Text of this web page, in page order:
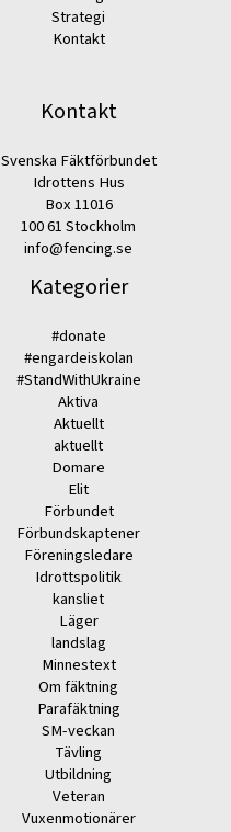
Strategi
Kontakt
Kontakt
Svenska Fäktförbundet
Idrottens Hus
Box 11016
100 61 Stockholm
info@fencing.se
Kategorier
#donate
#engardeiskolan
#StandWithUkraine
Aktiva
Aktuellt
aktuellt
Domare
Elit
Förbundet
Förbundskaptener
Föreningsledare
Idrottspolitik
kansliet
Läger
landslag
Minnestext
Om fäktning
Parafäktning
SM-veckan
Tävling
Utbildning
Veteran
Vuxenmotionärer